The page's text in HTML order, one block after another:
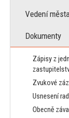
Vedení
Dokumenty
Zápisy z
Zvukové
Usnesení
Obecně